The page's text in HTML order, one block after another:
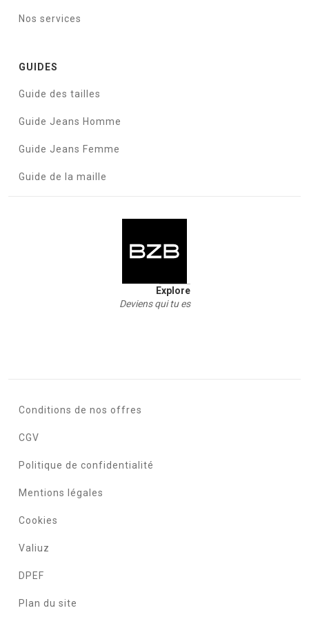
Nos services
GUIDES
Guide des tailles
Guide Jeans Homme
Guide Jeans Femme
Guide de la maille
Explore
Deviens qui tu es
Conditions de nos offres
CGV
Politique de confidentialité
Mentions légales
Cookies
Valiuz
DPEF
Plan du site